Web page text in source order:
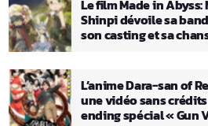
Le film Made in Abyss:
Shinpi dévoile sa
son casting et sa
L’anime Dara-san of
une vidéo sans
ending spécial « Gun